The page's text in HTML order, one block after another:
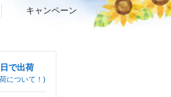
キャンペーン
で出荷
について！)